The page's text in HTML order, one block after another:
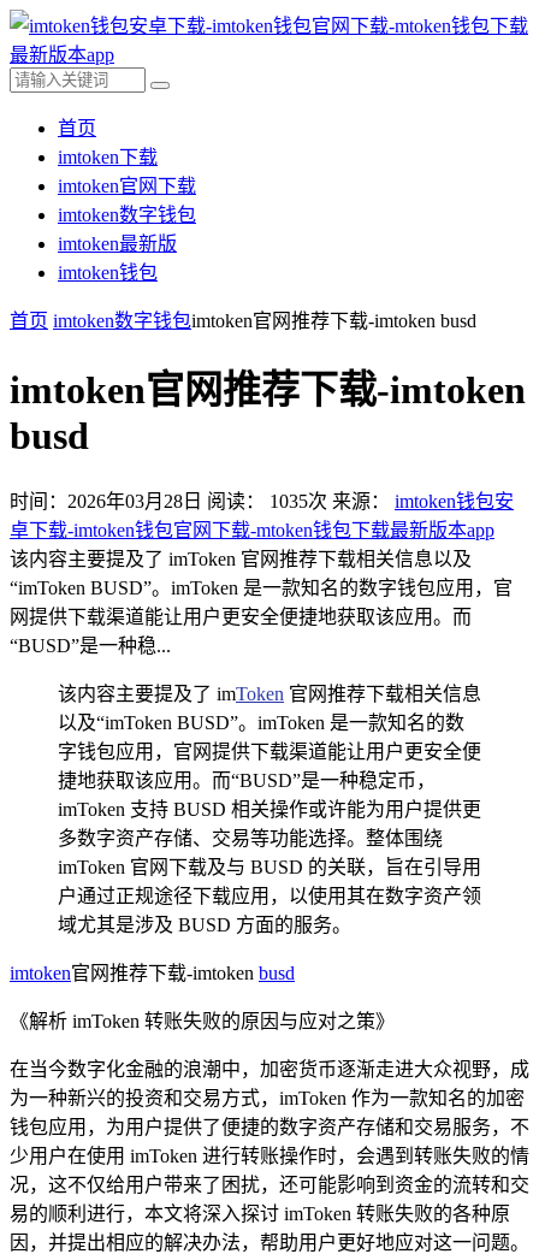
首页
imtoken下载
imtoken官网下载
imtoken数字钱包
imtoken最新版
imtoken钱包
首页 imtoken数字钱包imtoken官网推荐下载-imtoken busd
imtoken官网推荐下载-imtoken
busd
时间：2026年03月28日 阅读： 1035次 来源： imtoken钱包安
卓下载-imtoken钱包官网下载-mtoken钱包下载最新版本app
该内容主要提及了 imToken 官网推荐下载相关信息以及
“imToken BUSD”。imToken 是一款知名的数字钱包应用，官
网提供下载渠道能让用户更安全便捷地获取该应用。而
“BUSD”是一种稳...
该内容主要提及了 imToken 官网推荐下载相关信息
以及“imToken BUSD”。imToken 是一款知名的数
字钱包应用，官网提供下载渠道能让用户更安全便
捷地获取该应用。而“BUSD”是一种稳定币，
imToken 支持 BUSD 相关操作或许能为用户提供更
多数字资产存储、交易等功能选择。整体围绕
imToken 官网下载及与 BUSD 的关联，旨在引导用
户通过正规途径下载应用，以使用其在数字资产领
域尤其是涉及 BUSD 方面的服务。
imtoken官网推荐下载-imtoken busd
《解析 imToken 转账失败的原因与应对之策》
在当今数字化金融的浪潮中，加密货币逐渐走进大众视野，成
为一种新兴的投资和交易方式，imToken 作为一款知名的加密
钱包应用，为用户提供了便捷的数字资产存储和交易服务，不
少用户在使用 imToken 进行转账操作时，会遇到转账失败的情
况，这不仅给用户带来了困扰，还可能影响到资金的流转和交
易的顺利进行，本文将深入探讨 imToken 转账失败的各种原
因，并提出相应的解决办法，帮助用户更好地应对这一问题。